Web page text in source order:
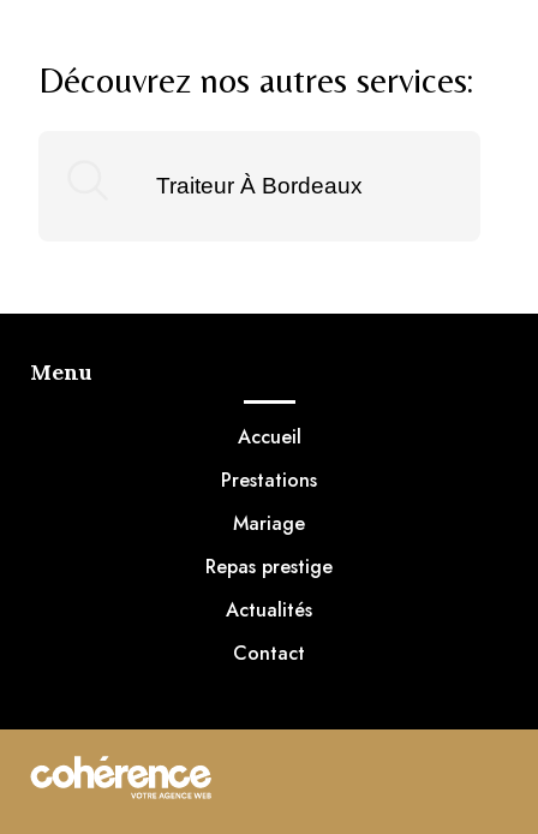
Découvrez nos autres services:
Traiteur À Bordeaux
Menu
Accueil
Prestations
Mariage
Repas prestige
Actualités
Contact